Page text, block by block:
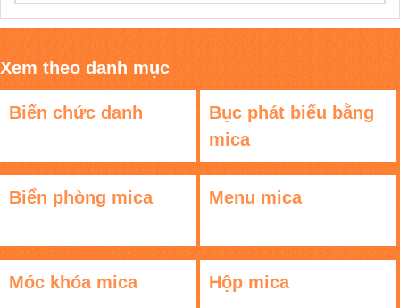
Xem theo danh mục
Biển chức danh
Bục phát biểu bằng
mica
Biển phòng mica Menu mica
Móc khóa mica Hộp mica